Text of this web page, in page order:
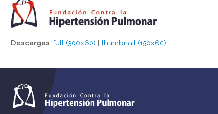
Descargas:full (300x60) |thumbnail (150x60)